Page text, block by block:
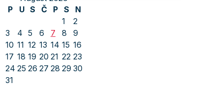
P
U S Č P S
N
1
2
3
4 5 6 7 8
9
10 11 12 13 14 15 16
17 18 19 20 21 22 23
24 25 26 27 28 29 30
31